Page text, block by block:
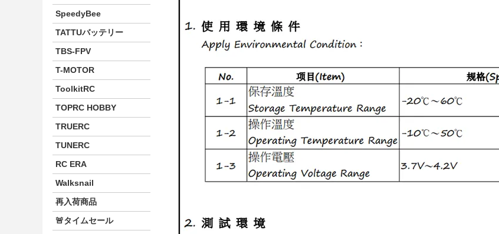
SpeedyBee
TATTUバッテリー
TBS-FPV
T-MOTOR
ToolkitRC
TOPRC HOBBY
TRUERC
TUNERC
RC ERA
Walksnail
再入荷商品
🚨タイムセール